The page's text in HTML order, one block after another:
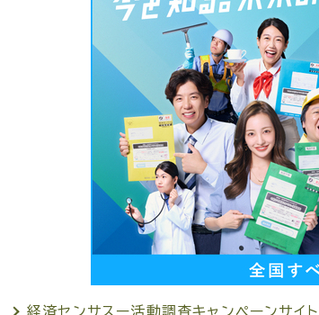
経済センサスー活動調査キャンペーンサイト